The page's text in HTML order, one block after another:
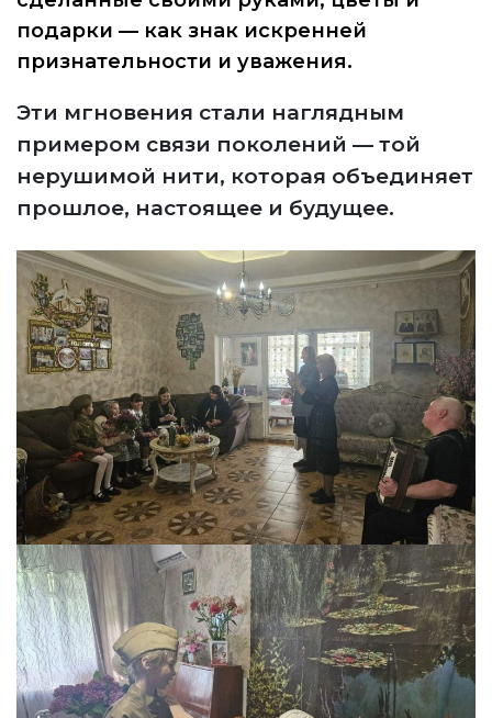
подарки — как знак искренней
признательности и уважения.
Эти мгновения стали наглядным
примером связи поколений — той
нерушимой нити, которая объединяет
прошлое, настоящее и будущее.